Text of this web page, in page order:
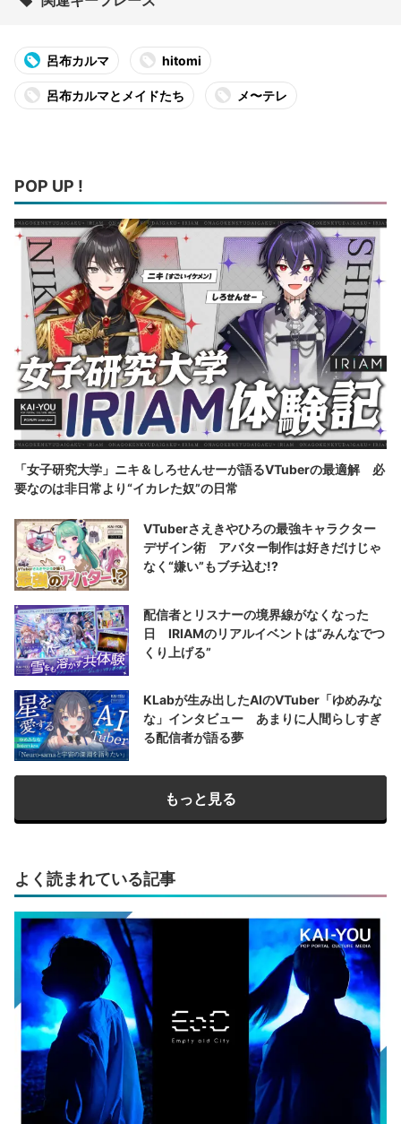
呂布カルマ hitomi
呂布カルマとメイドたち メ〜テレ
POP UP !
「女子研究大学」ニキ＆しろせんせーが語るVTuberの最適解 必
要なのは非日常より“イカレた奴”の日常
VTuberさえきやひろの最強キャラクター
デザイン術 アバター制作は好きだけじゃ
なく“嫌い”もブチ込む!?
配信者とリスナーの境界線がなくなった
日 IRIAMのリアルイベントは“みんなでつ
くり上げる”
KLabが生み出したAIのVTuber「ゆめみな
な」インタビュー あまりに人間らしすぎ
る配信者が語る夢
もっと見る
よく読まれている記事